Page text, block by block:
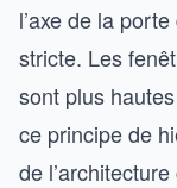
l’axe de la
stricte. Les
sont plus
ce principe de
de